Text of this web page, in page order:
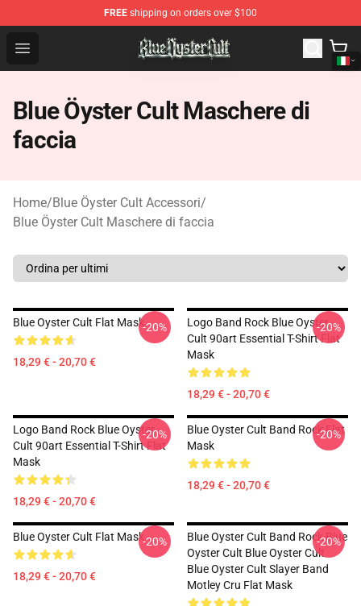
FREE shipping on orders over $100
Open menu
Blue Öyster Cult Store - Official Blue Öyster Cult
Blue Öyster Cult Maschere di
faccia
Home/Blue Öyster Cult Accessori/
Blue Öyster Cult Maschere di faccia
Blue Oyster Cult Flat Mask
18,29 € - 20,70 €
-20%
Logo Band Rock Blue Oyster
Cult 90art Essential T-Shirt Flat
Mask
18,29 € - 20,70 €
-20%
Logo Band Rock Blue Oyster
Cult 90art Essential T-Shirt Flat
Mask
18,29 € - 20,70 €
-20%
Blue Oyster Cult Band Rock Flat
Mask
18,29 € - 20,70 €
-20%
Blue Oyster Cult Flat Mask
18,29 € - 20,70 €
-20%
Blue Oyster Cult Band Rock Blue
Oyster Cult Blue Oyster Cult
Blue Oyster Cult Slayer Band
Motley Cru Flat Mask
-20%